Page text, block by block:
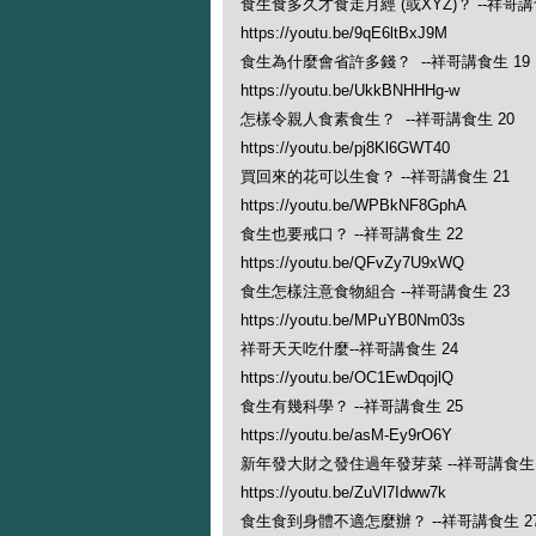
食生食多久才食走月經 (或XYZ)？ --祥哥
https://youtu.be/9qE6ltBxJ9M
食生為什麼會省許多錢？ --祥哥講食生 19
https://youtu.be/UkkBNHHHg-w
怎樣令親人食素食生？ --祥哥講食生 20
https://youtu.be/pj8Kl6GWT40
買回來的花可以生食？ --祥哥講食生 21
https://youtu.be/WPBkNF8GphA
食生也要戒口？ --祥哥講食生 22
https://youtu.be/QFvZy7U9xWQ
食生怎樣注意食物組合 --祥哥講食生 23
https://youtu.be/MPuYB0Nm03s
祥哥天天吃什麼--祥哥講食生 24
https://youtu.be/OC1EwDqojlQ
食生有幾科學？ --祥哥講食生 25
https://youtu.be/asM-Ey9rO6Y
新年發大財之發住過年發芽菜 --祥哥講食
https://youtu.be/ZuVl7Idww7k
食生食到身體不適怎麼辦？ --祥哥講食生